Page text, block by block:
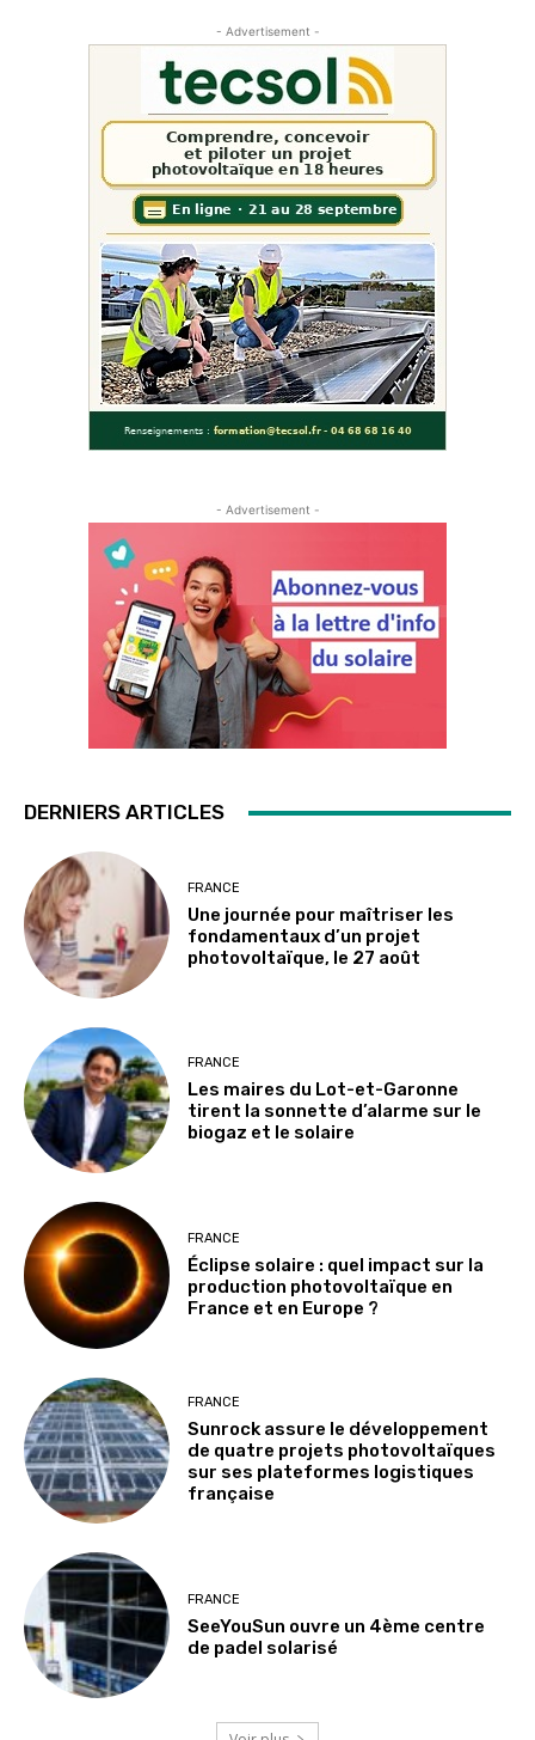
- Advertisement -
- Advertisement -
DERNIERS ARTICLES
FRANCE
Une journée pour maîtriser les
fondamentaux d’un projet
photovoltaïque, le 27 août
FRANCE
Les maires du Lot-et-Garonne
tirent la sonnette d’alarme sur le
biogaz et le solaire
FRANCE
Éclipse solaire : quel impact sur la
production photovoltaïque en
France et en Europe ?
FRANCE
Sunrock assure le développement
de quatre projets photovoltaïques
sur ses plateformes logistiques
française
FRANCE
SeeYouSun ouvre un 4ème centre
de padel solarisé